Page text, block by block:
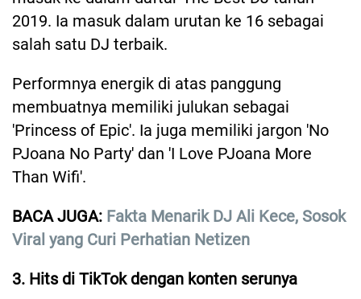
2019. Ia masuk dalam urutan ke 16 sebagai
salah satu DJ terbaik.
Performnya energik di atas panggung
membuatnya memiliki julukan sebagai
'Princess of Epic'. Ia juga memiliki jargon 'No
PJoana No Party' dan 'I Love PJoana More
Than Wifi'.
BACA JUGA: Fakta Menarik DJ Ali Kece, Sosok
Viral yang Curi Perhatian Netizen
3. Hits di TikTok dengan konten serunya